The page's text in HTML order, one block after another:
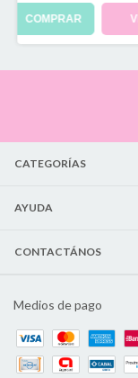
COMPRAR
CATEGORÍAS
AYUDA
CONTACTÁNOS
Medios de pago